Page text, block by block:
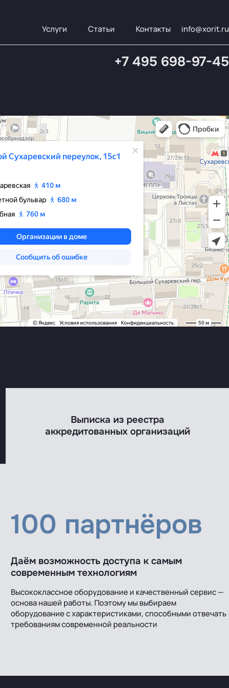
Услуги Статьи Контакты info@xorit.ru
+7 495 698-97-45
Карты
Выписка из реестра
аккредитованных организаций
100 партнёров
Даём возможность доступа к самым
современным технологиям
Высококлассное оборудование и качественный сервис —
основа нашей работы. Поэтому мы выбираем
оборудование с характеристиками, способными отвечать
требованиям современной реальности